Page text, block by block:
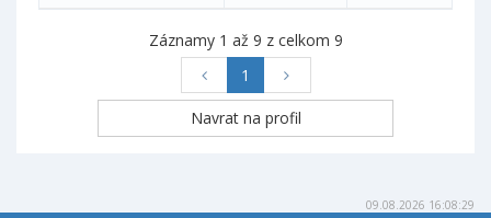
Záznamy 1 až 9 z celkom 9
1
09.08.2026 16:08:29